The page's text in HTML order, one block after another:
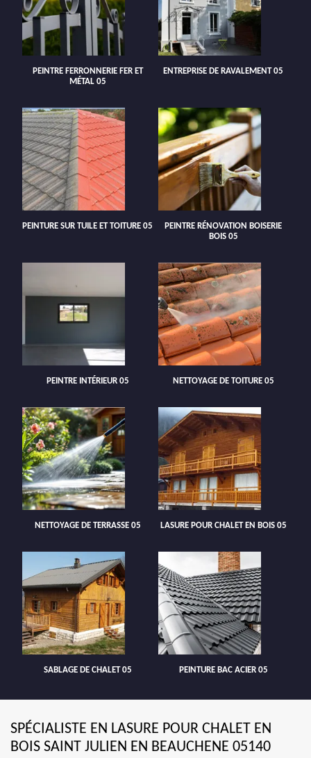
PEINTRE FERRONNERIE FER ET
MÉTAL 05
ENTREPRISE DE RAVALEMENT 05
PEINTURE SUR TUILE ET TOITURE 05
PEINTRE RÉNOVATION BOISERIE
BOIS 05
PEINTRE INTÉRIEUR 05 NETTOYAGE DE TOITURE 05
NETTOYAGE DE TERRASSE 05 LASURE POUR CHALET EN BOIS 05
SABLAGE DE CHALET 05 PEINTURE BAC ACIER 05
SPÉCIALISTE EN LASURE POUR CHALET EN
BOIS SAINT JULIEN EN BEAUCHENE 05140